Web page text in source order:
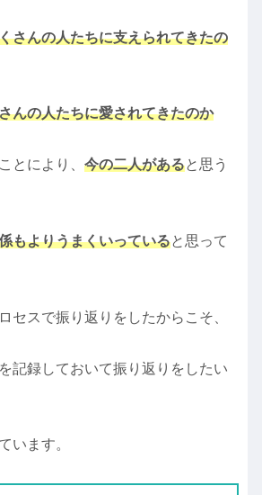
さんの人たちに支えられてきたの
んの人たちに愛されてきたのか
とにより、 今の二人があると思う
もよりうまくいっていると思って
セスで振り返りをしたからこそ、
記録しておいて振り返りをしたい
います。